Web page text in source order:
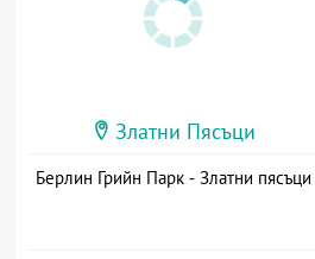
Златни Пясъци
Берлин Грийн Парк - Златни пясъци